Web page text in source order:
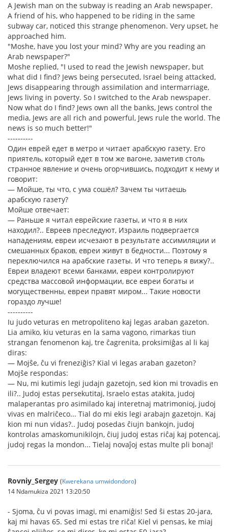
A Jewish man on the subway is reading an Arab newspaper.
A friend of his, who happened to be riding in the same
subway car, noticed this strange phenomenon. Very upset, he
approached him.
"Moshe, have you lost your mind? Why are you reading an
Arab newspaper?"
Moshe replied, "I used to read the Jewish newspaper, but
what did I find? Jews being persecuted, Israel being attacked,
Jews disappearing through assimilation and intermarriage,
Jews living in poverty. So I switched to the Arab newspaper.
Now what do I find? Jews own all the banks, Jews control the
media, Jews are all rich and powerful, Jews rule the world. The
news is so much better!"
----------
Один еврей едет в метро и читает арабскую газету. Его
приятель, который едет в том же вагоне, заметив столь
странное явление и очень огорчившись, подходит к нему и
говорит:
— Мойше, ты что, с ума сошёл? Зачем ты читаешь
арабскую газету?
Мойше отвечает:
— Раньше я читал еврейские газеты, и что я в них
находил?.. Евреев преследуют, Израиль подвергается
нападениям, евреи исчезают в результате ассимиляции и
смешанных браков, евреи живут в бедности... Поэтому я
переключился на арабские газеты. И что теперь я вижу?..
Евреи владеют всеми банками, евреи контролируют
средства массовой информации, все евреи богаты и
могущественны, евреи правят миром... Такие новости
гораздо лучше!
----------
Iu judo veturas en metropoliteno kaj legas araban gazeton.
Lia amiko, kiu veturas en la sama vagono, rimarkas tiun
strangan fenomenon kaj, tre ĉagrenita, proksimiĝas al li kaj
diras:
— Mojŝe, ĉu vi freneziĝis? Kial vi legas araban gazeton?
Mojŝe respondas:
— Nu, mi kutimis legi judajn gazetojn, sed kion mi trovadis en
ili?.. Judoj estas persekutitaj, Israelo estas atakita, judoj
malaperantas pro asimilado kaj interetnaj matrimonioj, judoj
vivas en malriĉeco... Tial do mi ekis legi arabajn gazetojn. Kaj
kion mi nun vidas?.. Judoj posedas ĉiujn bankojn, judoj
kontrolas amaskomunikilojn, ĉiuj judoj estas riĉaj kaj potencaj,
judoj regas la mondon... Tielaj novaĵoj estas multe pli bonaj!
Rovniy_Sergey (Kwerekana umwidondoro)
14 Ndamukiza 2021 13:20:50
- Sjoma, ĉu vi povas imagi, mi enamiĝis! Sed ŝi estas 20-jara,
kaj mi havas 65. Sed mi estas tre riĉa! Kiel vi pensas, ke miaj